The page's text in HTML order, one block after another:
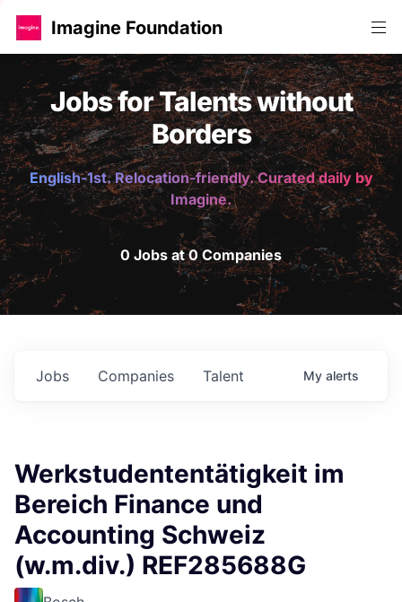
Imagine Foundation
Jobs for Talents without
Borders
English-1st. Relocation-friendly. Curated daily by
Imagine.
0 Jobs at 0 Companies
Jobs Companies Talent My alerts
Werkstudententätigkeit im
Bereich Finance und
Accounting Schweiz
(w.m.div.) REF285688G